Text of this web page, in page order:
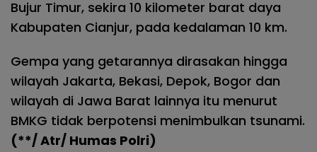
Bujur Timur, sekira 10 kilometer barat daya
Kabupaten Cianjur, pada kedalaman 10 km.
Gempa yang getarannya dirasakan hingga
wilayah Jakarta, Bekasi, Depok, Bogor dan
wilayah di Jawa Barat lainnya itu menurut
BMKG tidak berpotensi menimbulkan tsunami.
(**/ Atr/ Humas Polri)